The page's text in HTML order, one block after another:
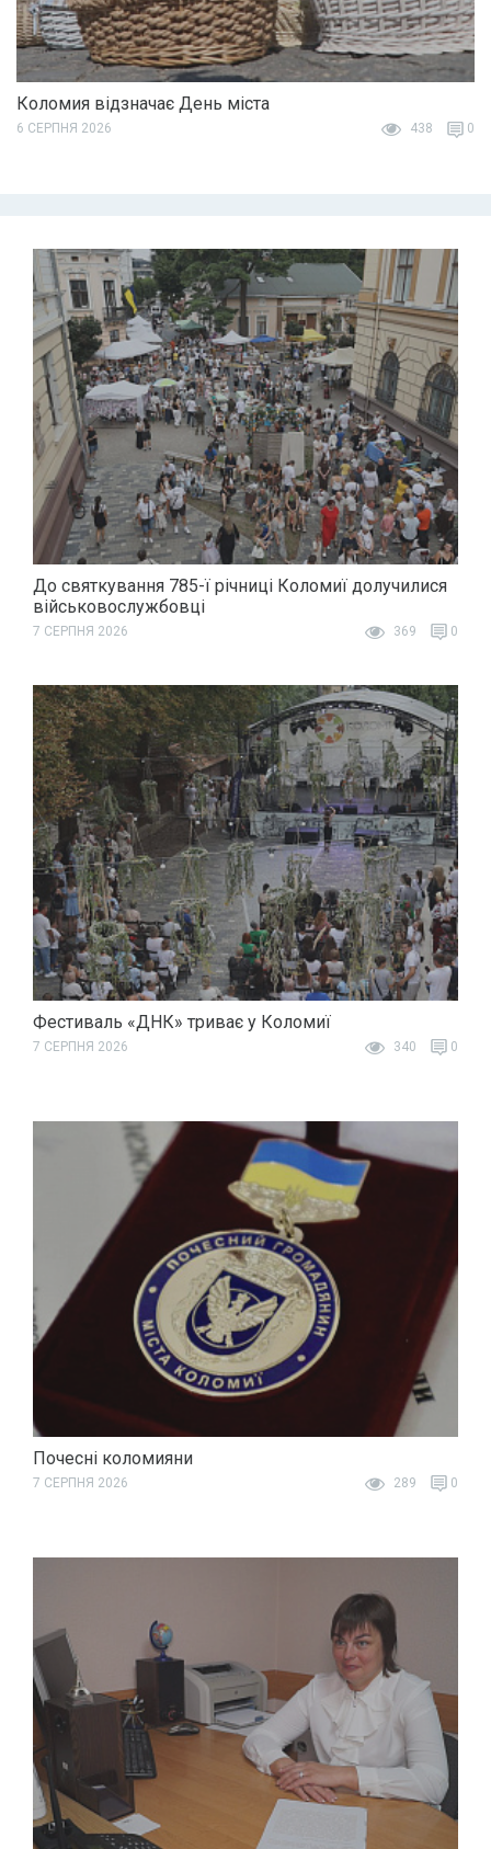
Коломия відзначає День міста
6 СЕРПНЯ 2026 438 0
До святкування 785-ї річниці Коломиї долучилися
військовослужбовці
7 СЕРПНЯ 2026 369 0
Фестиваль «ДНК» триває у Коломиї
7 СЕРПНЯ 2026 340 0
Почесні коломияни
7 СЕРПНЯ 2026 289 0